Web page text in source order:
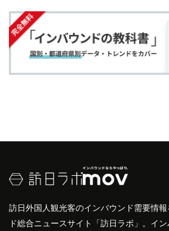
追
加
川神社も縁結びの神社として知
や女性グループに人気のスポッ
訪日外国人観光客のインバウンド需要情
ド総合ニュースサイト「訪日ラボ」。イ